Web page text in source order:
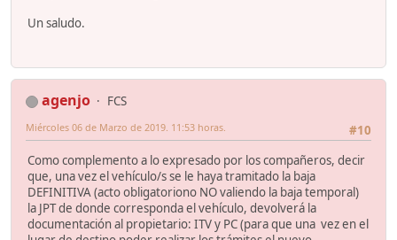
Un saludo.
agenjo
FCS
#10
Miércoles 06 de Marzo de 2019. 11:53 horas.
Como complemento a lo expresado por los compañeros, decir
que, una vez el vehículo/s se le haya tramitado la baja
DEFINITIVA (acto obligatoriono NO valiendo la baja temporal)
la JPT de donde corresponda el vehículo, devolverá la
documentación al propietario: ITV y PC (para que una vez en el